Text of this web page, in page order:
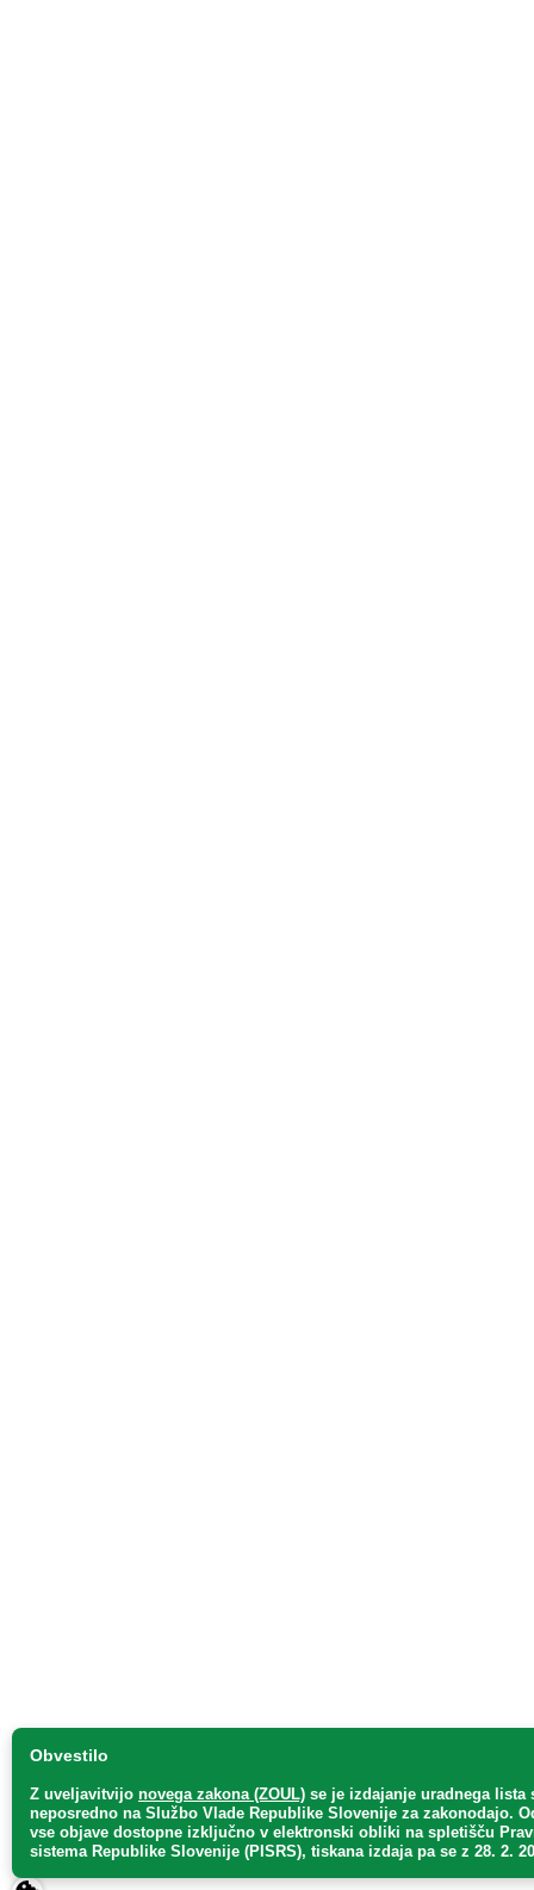
Obvestilo
Z uveljavitvijo novega zakona (ZOUL) se je izdajanje uradnega lista
neposredno na Službo Vlade Republike Slovenije za zakonodajo.
vse objave dostopne izključno v elektronski obliki na spletišču
sistema Republike Slovenije (PISRS), tiskana izdaja pa se z 28. 2.